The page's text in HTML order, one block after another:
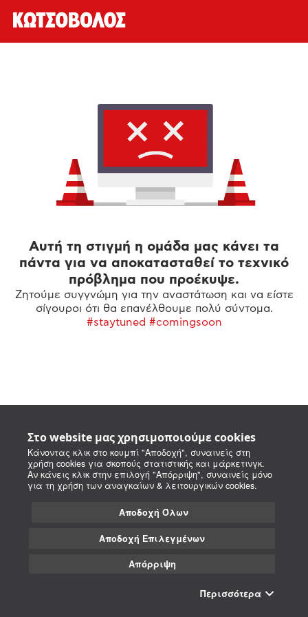
Στο website μας χρησιμοποιούμε cookies
Κάνοντας κλικ στο κουμπί "Αποδοχή", συναινείς στη
χρήση cookies για σκοπούς στατιστικής και μάρκετινγκ.
Αν κάνεις κλικ στην επιλογή "Απόρριψη", συναινείς μόνο
για τη χρήση των αναγκαίων & λειτουργικών cookies.
Αποδοχή Όλων
Αποδοχή Επιλεγμένων
Απόρριψη
Περισσότερα
Αυτή τη στιγμή η ομάδα μας κάνει τα
πάντα για να αποκατασταθεί το τεχνικό
πρόβλημα που προέκυψε.
Ζητούμε συγγνώμη για την αναστάτωση και να είστε
σίγουροι ότι θα επανέλθουμε πολύ σύντομα.
#staytuned #comingsoon